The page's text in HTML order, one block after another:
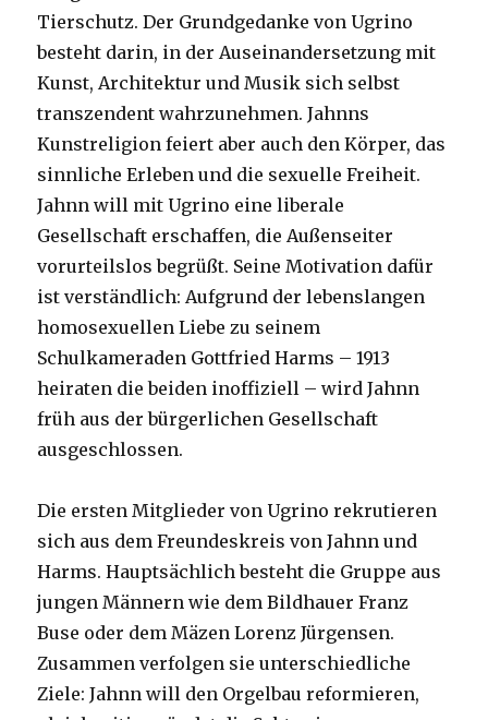
Tierschutz. Der Grundgedanke von Ugrino
besteht darin, in der Auseinandersetzung mit
Kunst, Architektur und Musik sich selbst
transzendent wahrzunehmen. Jahnns
Kunstreligion feiert aber auch den Körper, das
sinnliche Erleben und die sexuelle Freiheit.
Jahnn will mit Ugrino eine liberale
Gesellschaft erschaffen, die Außenseiter
vorurteilslos begrüßt. Seine Motivation dafür
ist verständlich: Aufgrund der lebenslangen
homosexuellen Liebe zu seinem
Schulkameraden Gottfried Harms – 1913
heiraten die beiden inoffiziell – wird Jahnn
früh aus der bürgerlichen Gesellschaft
ausgeschlossen.
Die ersten Mitglieder von Ugrino rekrutieren
sich aus dem Freundeskreis von Jahnn und
Harms. Hauptsächlich besteht die Gruppe aus
jungen Männern wie dem Bildhauer Franz
Buse oder dem Mäzen Lorenz Jürgensen.
Zusammen verfolgen sie unterschiedliche
Ziele: Jahnn will den Orgelbau reformieren,